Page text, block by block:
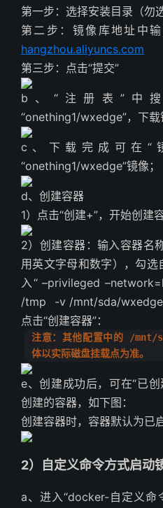
第一步：选择安装目录（勿
第二步：镜像库地址中
hangzhou.aliyuncs.com
第三步：点击“提交”
b、“注册表”中搜
“onething1/wxedge”，下载
c、下载完成可在“
“onething1/wxedge”镜像；
d、创建容器
1）点击“创建+”，开始创建容
2）创建容器：输入容器名
用英文字母和数字），勾选
入“ –privileged
/tmp -v /mnt/sda/
点击“创建容器”：
注意：其他配置中的 /mnt/
体以实际磁盘挂载点为准。
e、创建成功后，可在“已
创建的容器，如下图：
创建容器时，容器默认为已
2）自定义命令方式启动
a、进入“docker-自定义命